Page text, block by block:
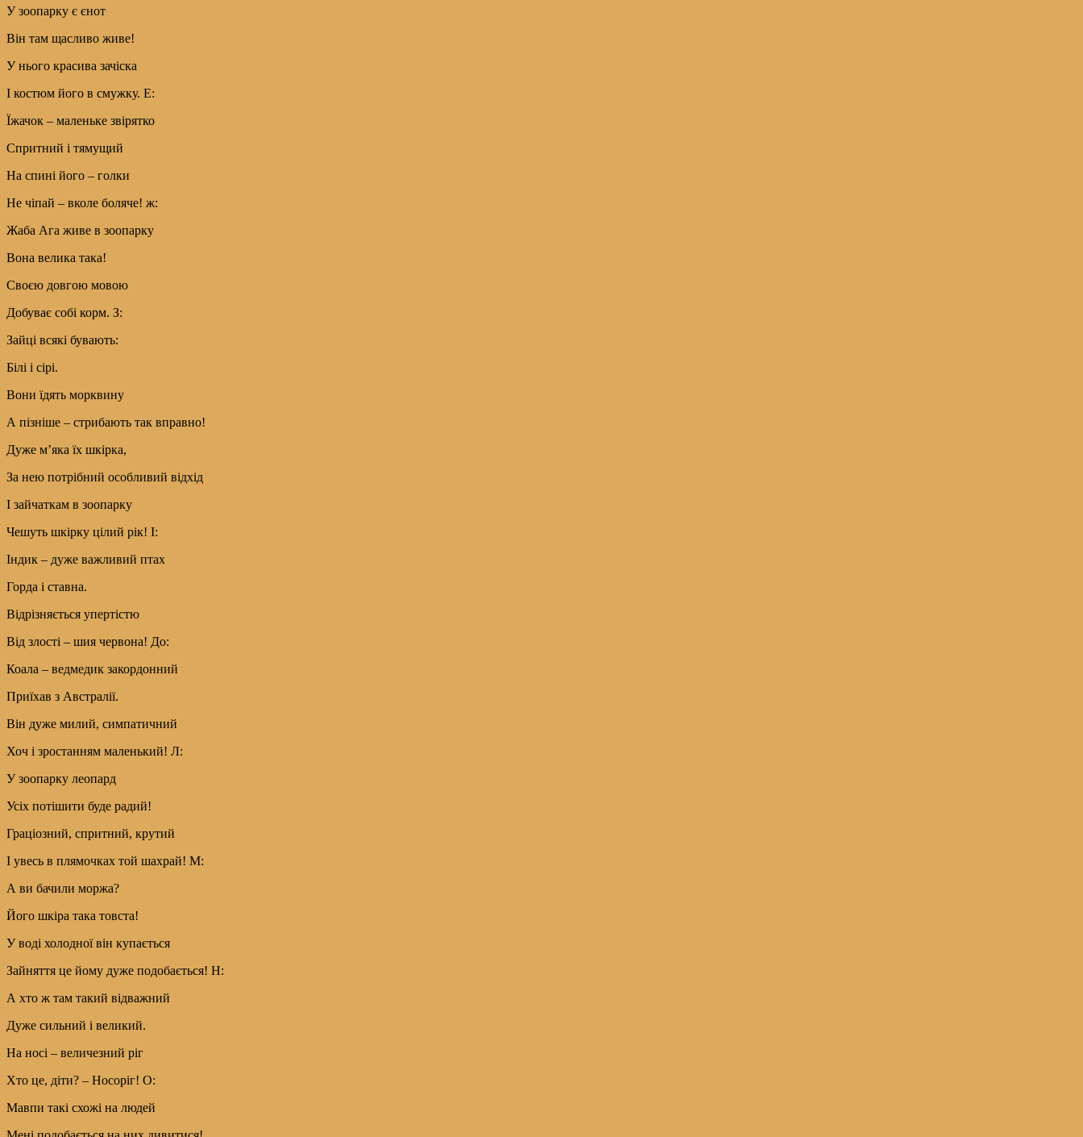
У зоопарку є єнот
Він там щасливо живе!
У нього красива зачіска
І костюм його в смужку. Е:
Їжачок – маленьке звірятко
Спритний і тямущий
На спині його – голки
Не чіпай – вколе боляче! ж:
Жаба Ага живе в зоопарку
Вона велика така!
Своєю довгою мовою
Добуває собі корм. З:
Зайці всякі бувають:
Білі і сірі.
Вони їдять морквину
А пізніше – стрибають так вправно!
Дуже м’яка їх шкірка,
За нею потрібний особливий відхід
І зайчаткам в зоопарку
Чешуть шкірку цілий рік! І:
Індик – дуже важливий птах
Горда і ставна.
Відрізняється упертістю
Від злості – шия червона! До:
Коала – ведмедик закордонний
Приїхав з Австралії.
Він дуже милий, симпатичний
Хоч і зростанням маленький! Л:
У зоопарку леопард
Усіх потішити буде радий!
Граціозний, спритний, крутий
І увесь в плямочках той шахрай! М:
А ви бачили моржа?
Його шкіра така товста!
У воді холодної він купається
Зайняття це йому дуже подобається! Н:
А хто ж там такий відважний
Дуже сильний і великий.
На носі – величезний ріг
Хто це, діти? – Носоріг! О:
Мавпи такі схожі на людей